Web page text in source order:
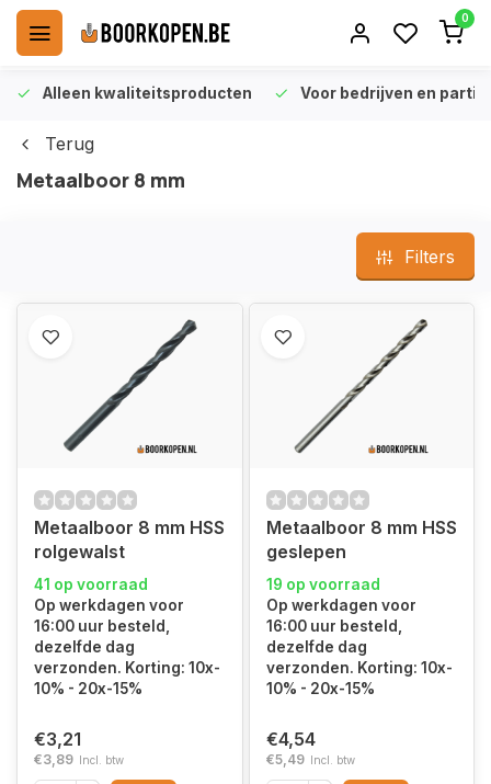
0
Alleen kwaliteitsproducten Voor bedrijven en
Terug
Metaalboor 8 mm
Filters
Metaalboor 8 mm HSS
rolgewalst
41 op voorraad
Op werkdagen voor
16:00 uur besteld,
dezelfde dag
verzonden. Korting: 10x-
10% - 20x-15%
€3,21
€3,89 Incl. btw
Metaalboor 8 mm HSS
geslepen
19 op voorraad
Op werkdagen voor
16:00 uur besteld,
dezelfde dag
verzonden. Korting: 10x-
10% - 20x-15%
€4,54
€5,49 Incl. btw